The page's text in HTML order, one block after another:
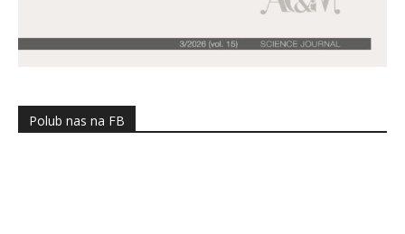
Polub nas na FB